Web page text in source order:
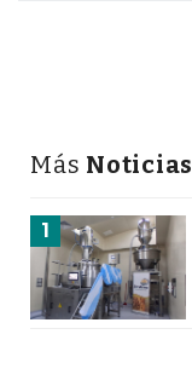
Más Noticias
1